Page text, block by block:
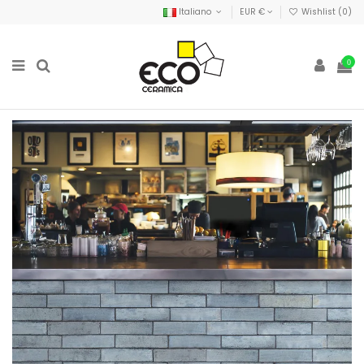
Italiano EUR € Wishlist (0)
0